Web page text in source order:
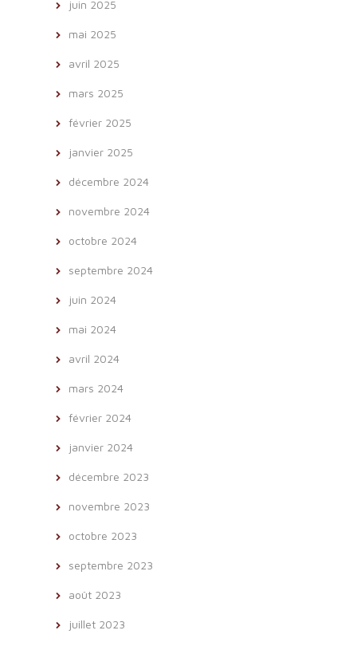
juin 2025
mai 2025
avril 2025
mars 2025
février 2025
janvier 2025
décembre 2024
novembre 2024
octobre 2024
septembre 2024
juin 2024
mai 2024
avril 2024
mars 2024
février 2024
janvier 2024
décembre 2023
novembre 2023
octobre 2023
septembre 2023
août 2023
juillet 2023